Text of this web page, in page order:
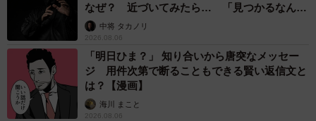
なぜ？ 近づいてみたら… 「見つかるなんて
未熟」中将 タカノリ
2026.08.06
「明日ひま？」 知り合いから唐突なメッセー
ジ 用件次第で断ることもできる賢い返信文と
は？【漫画】
海川 まこと
2026.08.06